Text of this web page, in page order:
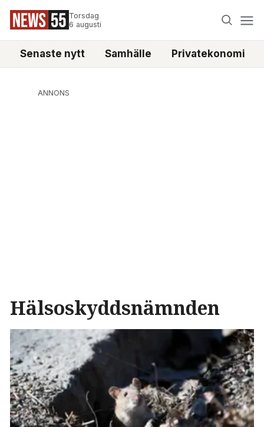
Torsdag
6 augusti
Senaste nytt Samhälle Privatekonomi
ANNONS
Hälsoskyddsnämnden